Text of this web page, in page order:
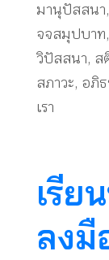
มานุปัสสนา,
จจสมุปบาท,
วิปัสสนา, ส
สภาวะ, อภิธ
เรา
เรีย
ลง